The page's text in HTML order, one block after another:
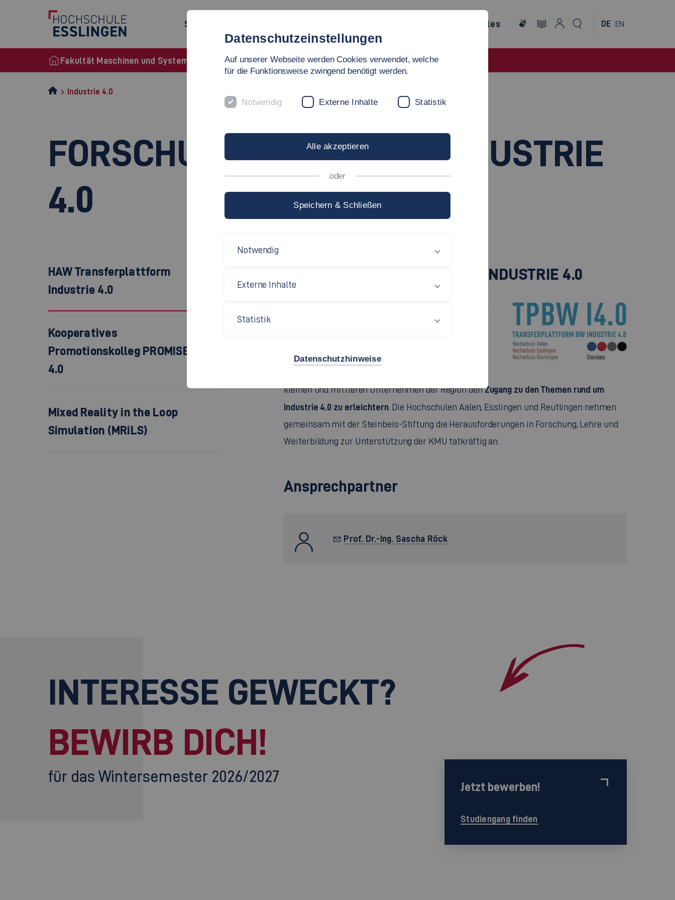
Studienangebot Internationales DE EN
Fakultät Maschinen und Systeme
Industrie 4.0
FORSCHUNGSPROJEKTE INDUSTRIE
4.0
HAW Transferplattform
Industrie 4.0
Kooperatives
Promotionskolleg PROMISE
4.0
Mixed Reality in the Loop
Simulation (MRiLS)
HAW TRANSFERPLATTFORM INDUSTRIE 4.0
Die Fakultät Maschinenbau beteiligt sich aktiv an der
kleinen und mittleren Unternehmen der Region denZugang zu den Themen rund um
Industrie 4.0 zu erleichtern. Die Hochschulen Aalen, Esslingen und Reutlingen nehmen
gemeinsam mit der Steinbeis-Stiftung die Herausforderungen in Forschung, Lehre und
Weiterbildung zur Unterstützung der KMU tatkräftig an.
Ansprechpartner
Prof. Dr.-Ing. Sascha Röck
INTERESSE GEWECKT?
BEWIRB DICH!
für das Wintersemester 2026/2027
Jetzt bewerben!
Studiengang finden
Datenschutzeinstellungen
Auf unserer Webseite werden Cookies verwendet, welche
für die Funktionsweise zwingend benötigt werden.
Notwendig Externe Inhalte Statistik
Alle akzeptieren
oder
Speichern & Schließen
Notwendig
Externe Inhalte
Statistik
Datenschutzhinweise